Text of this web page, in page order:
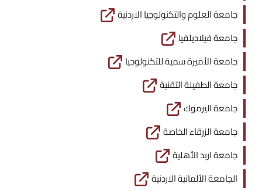
جامعة العلوم والتكنولوجيا الاردنية
جامعة فيلاديلفيا
جامعة الأميرة سمية للتكنولوجيا
جامعة الطفيلة التقنية
جامعة اليرموك
جامعة الزرقاء الخاصة
جامعة اربد الأهلية
الجامعة الألمانية الاردنية